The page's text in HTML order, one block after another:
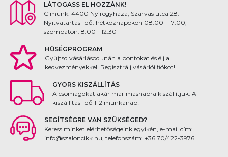
LÁTOGASS EL HOZZÁNK!
Címünk: 4400 Nyíregyháza, Szarvas utca 28.
Nyitvatartási idő: hétköznapokon 08:00 - 17:00,
szombaton: 8:00 - 12:30
HŰSÉGPROGRAM
Gyűjtsd vásárlásod után a pontokat és élj a
kedvezményekkel! Regisztrálj vásárlói fiókot!
GYORS KISZÁLLÍTÁS
A csomagokat akár már másnapra kiszállítjuk. A
kiszállítási idő 1-2 munkanap!
SEGÍTSÉGRE VAN SZÜKSÉGED?
Keress minket elérhetőségeink egyikén, e-mail cím:
info@szaloncikk.hu, telefonszám: +36 70/422-3976